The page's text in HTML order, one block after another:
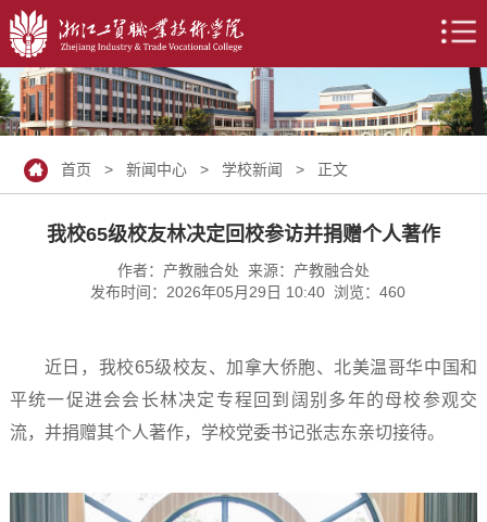
首页 >新闻中心 >学校新闻 > 正文
我校65级校友林决定回校参访并捐赠个人著作
作者：产教融合处 来源：产教融合处
发布时间：2026年05月29日 10:40 浏览： 460
近日，我校65级校友、加拿大侨胞、北美温哥华中国和
平统一促进会会长林决定专程回到阔别多年的母校参观交
流，并捐赠其个人著作，学校党委书记张志东亲切接待。